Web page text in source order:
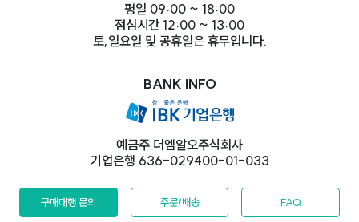
평일 09:00 ~ 18:00
점심시간 12:00 ~ 13:00
토,일요일 및 공휴일은 휴무입니다.
BANK INFO
예금주 더엠알오주식회사
기업은행 636-029400-01-033
구매대행 문의 주문/배송 FAQ